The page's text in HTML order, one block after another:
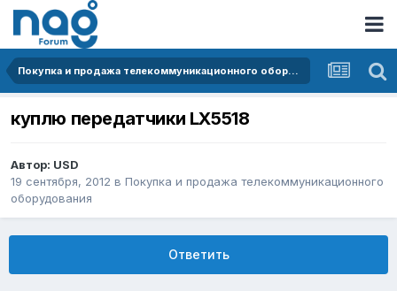
Покупка и продажа телекоммуникационного оборудования
куплю передатчики LX5518
Автор: USD
19 сентября, 2012 в Покупка и продажа телекоммуникационного
оборудования
Ответить